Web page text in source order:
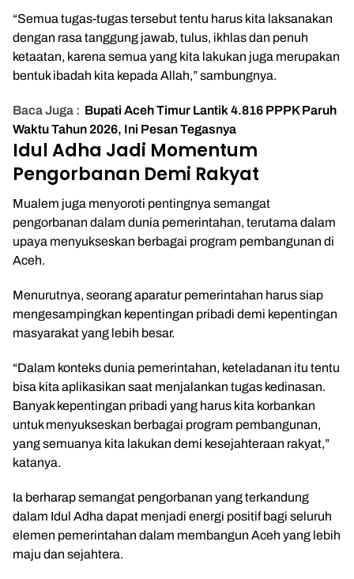
“Semua tugas-tugas tersebut tentu harus kita laksanakan
dengan rasa tanggung jawab, tulus, ikhlas dan penuh
ketaatan, karena semua yang kita lakukan juga merupakan
bentuk ibadah kita kepada Allah,” sambungnya.
Baca Juga : Bupati Aceh Timur Lantik 4.816 PPPK Paruh
Waktu Tahun 2026, Ini Pesan Tegasnya
Idul Adha Jadi Momentum
Pengorbanan Demi Rakyat
Mualem juga menyoroti pentingnya semangat
pengorbanan dalam dunia pemerintahan, terutama dalam
upaya menyukseskan berbagai program pembangunan di
Aceh.
Menurutnya, seorang aparatur pemerintahan harus siap
mengesampingkan kepentingan pribadi demi kepentingan
masyarakat yang lebih besar.
“Dalam konteks dunia pemerintahan, keteladanan itu tentu
bisa kita aplikasikan saat menjalankan tugas kedinasan.
Banyak kepentingan pribadi yang harus kita korbankan
untuk menyukseskan berbagai program pembangunan,
yang semuanya kita lakukan demi kesejahteraan rakyat,”
katanya.
Ia berharap semangat pengorbanan yang terkandung
dalam Idul Adha dapat menjadi energi positif bagi seluruh
elemen pemerintahan dalam membangun Aceh yang lebih
maju dan sejahtera.